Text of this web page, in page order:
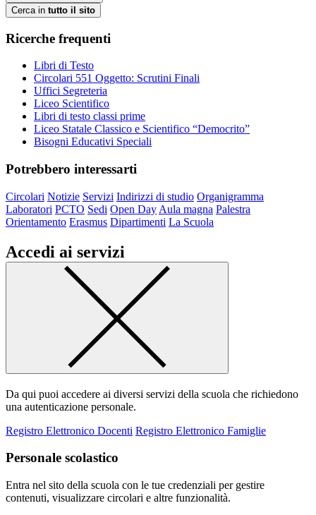
Cerca in tutto il sito
Ricerche frequenti
Libri di Testo
Circolari 551 Oggetto: Scrutini Finali
Uffici Segreteria
Liceo Scientifico
Libri di testo classi prime
Liceo Statale Classico e Scientifico “Democrito”
Bisogni Educativi Speciali
Potrebbero interessarti
Circolari Notizie Servizi Indirizzi di studio Organigramma
Laboratori PCTO Sedi Open Day Aula magna Palestra
Orientamento Erasmus Dipartimenti La Scuola
Accedi ai servizi
Da qui puoi accedere ai diversi servizi della scuola che richiedono
una autenticazione personale.
Registro Elettronico Docenti Registro Elettronico Famiglie
Personale scolastico
Entra nel sito della scuola con le tue credenziali per gestire
contenuti, visualizzare circolari e altre funzionalità.